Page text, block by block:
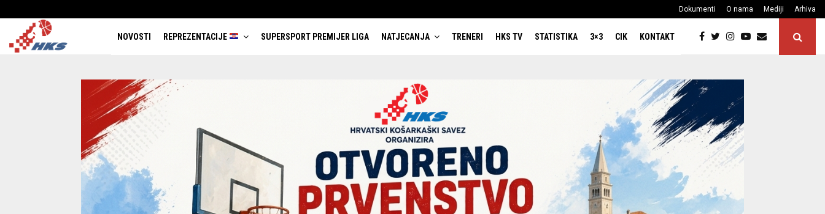
Dokumenti O nama Mediji Arhiva
NOVOSTI REPREZENTACIJE SUPERSPORT PREMIJER LIGA NATJECANJA TRENERI HKS TV STATISTIKA 3×3 CIK KONTAKT